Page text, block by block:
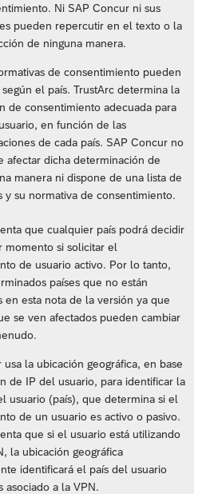
Ni SAP Concur ni sus
pueden repercutir en el texto o la
de ninguna manera.
de consentimiento pueden
según el país. TrustArc determina la
de consentimiento adecuada para
en función de las
de cada país. SAP Concur no
afectar dicha determinación de
manera ni dispone de una lista de
y su normativa de consentimiento.
que cualquier país podrá decidir
momento si solicitar el
de usuario activo. Por lo tanto,
países que no están
en esta nota de la versión ya que
se ven afectados pueden cambiar
usa la ubicación geográfica, en base
de IP del usuario, para identificar la
usuario (país), que determina si el
de un usuario es activo o pasivo.
que si el usuario está utilizando
la ubicación geográfica
identificará el país del usuario
asociado a la VPN.